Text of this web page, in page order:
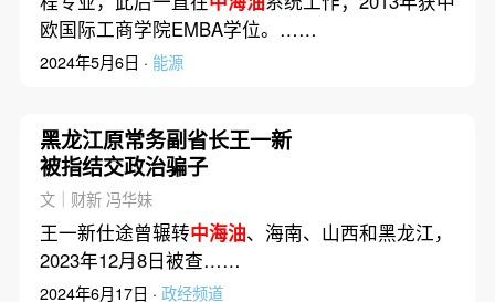
欧国际工商学院EMBA学位。……
2024年5月6日 · 能源
黑龙江原常务副省长王一新
被指结交政治骗子
文｜财新 冯华妹
王一新仕途曾辗转中海油、海南、山西和黑龙江，
2023年12月8日被查……
2024年6月17日 · 政经频道